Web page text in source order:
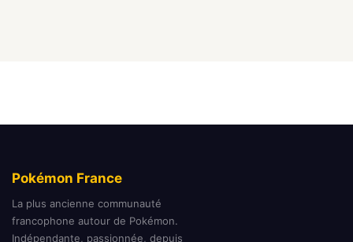
Pokémon France
La plus ancienne communauté
francophone autour de Pokémon.
Indépendante, passionnée, depuis